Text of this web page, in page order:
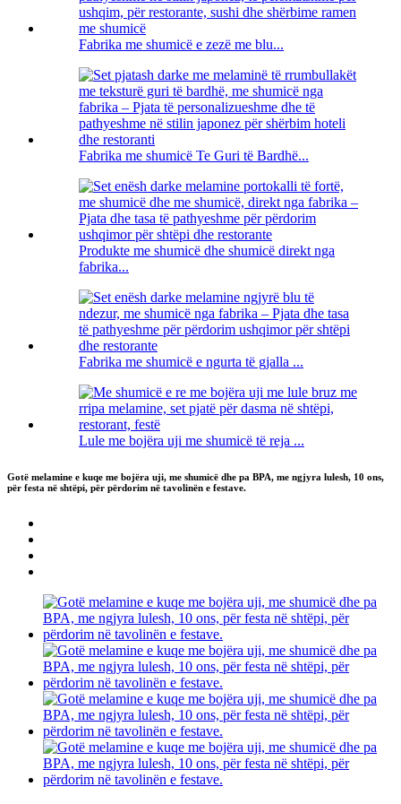
Fabrika me shumicë e zezë me blu...
Fabrika me shumicë Te Guri të Bardhë...
Produkte me shumicë dhe shumicë direkt nga
fabrika...
Fabrika me shumicë e ngurta të gjalla ...
Lule me bojëra uji me shumicë të reja ...
Gotë melamine e kuqe me bojëra uji, me shumicë dhe pa BPA, me ngjyra lulesh, 10 ons,
për festa në shtëpi, për përdorim në tavolinën e festave.